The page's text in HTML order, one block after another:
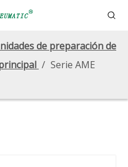
de preparación de
/ Serie AME